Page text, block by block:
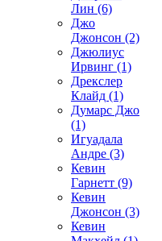
Лин (6)
Джо
Джонсон (2)
Джюлиус
Ирвинг (1)
Дрекслер
Клайд (1)
Думарс Джо
(1)
Игуадала
Андре (3)
Кевин
Гарнетт (9)
Кевин
Джонсон (3)
Кевин